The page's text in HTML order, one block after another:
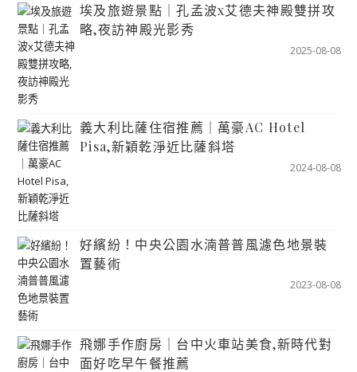
埃及旅遊景點｜孔孟波x艾德夫神殿雙拼攻
略,夜訪神殿光影秀
2025-08-08
義大利比薩住宿推薦｜萬豪AC Hotel
Pisa,新穎乾淨近比薩斜塔
2024-08-08
好繽紛！中央公園水湳普普風濾色地景裝
置藝術
2023-08-08
飛娜手作廚房｜台中火車站美食,新時代對
面好吃早午餐推薦